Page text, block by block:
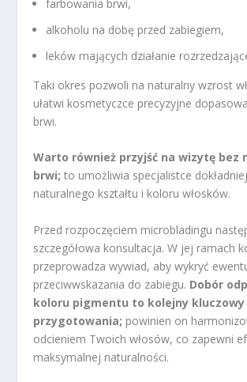
farbowania brwi,
alkoholu na dobę przed zabiegiem,
leków mających działanie
Taki okres pozwoli na naturalny wzrost
ułatwi kosmetyczce precyzyjne
brwi.
Warto również przyjść na wizytę bez
brwi; to umożliwia specjalistce
naturalnego kształtu i koloru włosków.
Przed rozpoczęciem microbladingu
szczegółowa konsultacja. W jej ramach
przeprowadza wywiad, aby wykryć
przeciwwskazania do zabiegu. Dobór
koloru pigmentu to kolejny
przygotowania; powinien on
odcieniem Twoich włosów, co zapewni
maksymalnej naturalności.